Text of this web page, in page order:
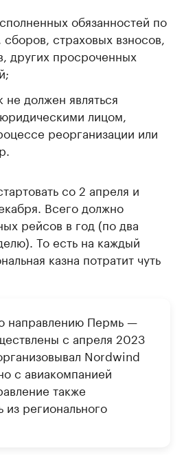
обязанностей по
сборов, страховых взносов,
других просроченных
не должен являться
лицом,
реорганизации или
со 2 апреля и
Всего должно
рейсов в год (по два
То есть на каждый
казна потратит чуть
направлению Пермь —
с апреля 2023
Nordwind
с авиакомпанией
также
из регионального